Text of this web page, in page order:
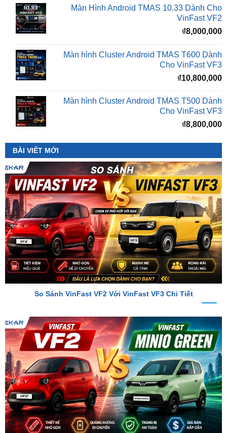
₫8,000,000
Màn hình Cluster Android TMAS T600 Dành
₫10,800,000
Màn hình Cluster Android TMAS T500 Dành
Cho VinFast VF3
₫8,800,000
BÀI VIẾT MỚI
So Sánh VinFast VF2 Với VinFast VF3 Chi Tiết
So Sánh VinFast VF2 Với VinFast Minio Green Chi Tiết